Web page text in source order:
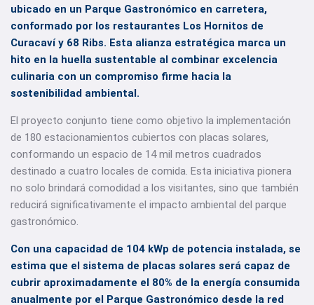
ubicado en un Parque Gastronómico en carretera,
conformado por los restaurantes Los Hornitos de
Curacaví y 68 Ribs. Esta alianza estratégica marca un
hito en la huella sustentable al combinar excelencia
culinaria con un compromiso firme hacia la
sostenibilidad ambiental.
El proyecto conjunto tiene como objetivo la implementación
de 180 estacionamientos cubiertos con placas solares,
conformando un espacio de 14 mil metros cuadrados
destinado a cuatro locales de comida. Esta iniciativa pionera
no solo brindará comodidad a los visitantes, sino que también
reducirá significativamente el impacto ambiental del parque
gastronómico.
Con una capacidad de 104 kWp de potencia instalada, se
estima que el sistema de placas solares será capaz de
cubrir aproximadamente el 80% de la energía consumida
anualmente por el Parque Gastronómico desde la red